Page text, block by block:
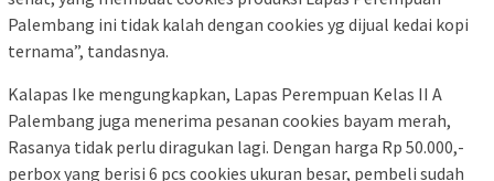
Palembang ini tidak kalah dengan cookies yg dijual kedai kopi
ternama”, tandasnya.
Kalapas Ike mengungkapkan, Lapas Perempuan Kelas II A
Palembang juga menerima pesanan cookies bayam merah,
Rasanya tidak perlu diragukan lagi. Dengan harga Rp 50.000,-
perbox yang berisi 6 pcs cookies ukuran besar, pembeli sudah